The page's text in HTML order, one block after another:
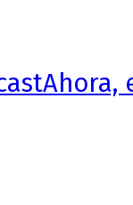
Ahora,